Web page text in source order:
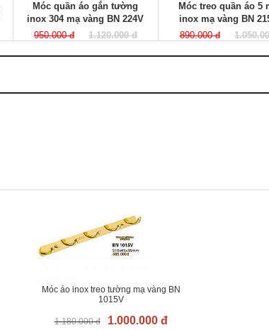
Móc quần áo gắn tường
inox 304 mạ vàng BN 224V
950.000 đ
1.120.000 đ
Móc treo quần áo 5
inox mạ vàng BN
890.000 đ
Móc áo inox treo tường mạ vàng BN
1015V
1.180.000 đ 1.000.000 đ